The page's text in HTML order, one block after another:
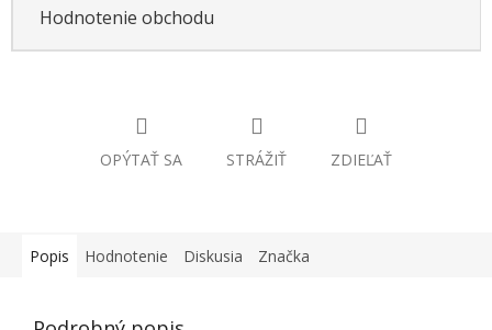
Hodnotenie obchodu
OPÝTAŤ SA STRÁŽIŤ ZDIEĽAŤ
Popis Hodnotenie Diskusia Značka